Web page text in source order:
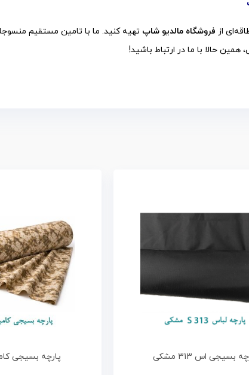
از فروشگاه مالدیو شاپ تهیه کنید. ما با تامین مستقیم
حالا با ما در ارتباط باشید!
بسیجی اس 313 مشکی پارچه بسیجی